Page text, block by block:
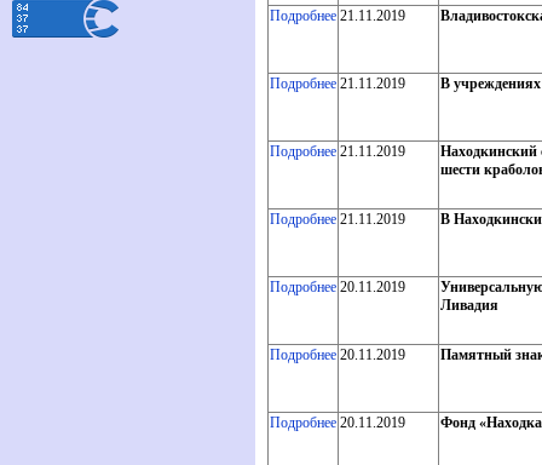
Подробнее 21.11.2019
Подробнее 21.11.2019 В
Подробнее 21.11.2019
Находкинский
шести
Подробнее 21.11.2019 В
Подробнее 20.11.2019
Ливадия
Подробнее 20.11.2019 Памятный знак
Подробнее 20.11.2019 Фонд